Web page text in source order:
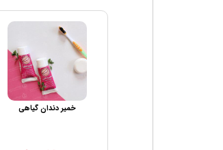
مضاعف کردن حسنات
خمیر دندان گیاهی